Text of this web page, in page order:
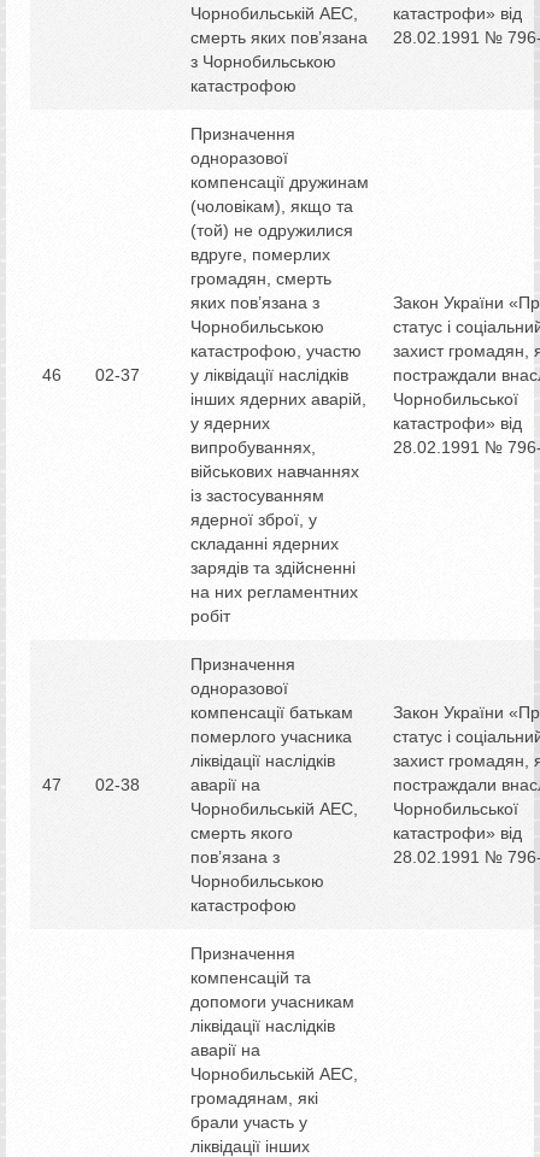
Чорнобильській АЕС,
смерть яких пов’язана
з Чорнобильською
катастрофою
катастрофи» від
28.02.1991 №
46 02-37
Призначення
одноразової
компенсації дружинам
(чоловікам), якщо та
(той) не одружилися
вдруге, померлих
громадян, смерть
яких пов’язана з
Чорнобильською
катастрофою, участю
у ліквідації наслідків
інших ядерних аварій,
у ядерних
випробуваннях,
військових навчаннях
із застосуванням
ядерної зброї, у
складанні ядерних
зарядів та здійсненні
на них регламентних
робіт
Закон України
статус і
захист громадян,
постраждали
Чорнобильської
катастрофи» від
28.02.1991 №
47 02-38
Призначення
одноразової
компенсації батькам
померлого учасника
ліквідації наслідків
аварії на
Чорнобильській АЕС,
смерть якого
пов’язана з
Чорнобильською
катастрофою
Закон України
статус і
захист громадян,
постраждали
Чорнобильської
катастрофи» від
28.02.1991 №
Призначення
компенсацій та
допомоги учасникам
ліквідації наслідків
аварії на
Чорнобильській АЕС,
громадянам, які
брали участь у
ліквідації інших